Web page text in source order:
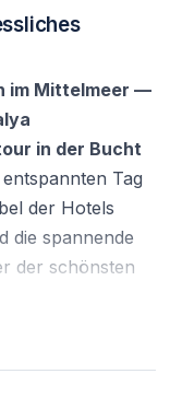
im Mittelmeer —
in der Bucht
Tag
der Hotels
die spannende
der schönsten